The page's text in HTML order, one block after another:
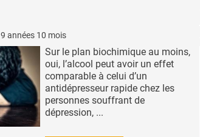
9 années 10 mois
Sur le plan biochimique au moins,
oui, l’alcool peut avoir un effet
comparable à celui d’un
antidépresseur rapide chez les
personnes souffrant de
dépression, ...